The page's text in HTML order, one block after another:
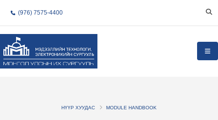
(976) 7575-4400
НҮҮР ХУУДАС MODULE HANDBOOK